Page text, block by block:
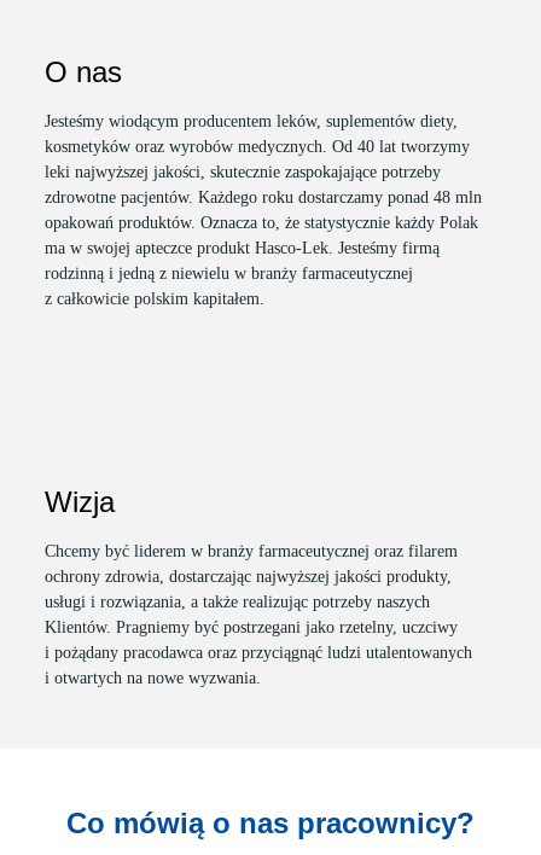
O nas
Jesteśmy wiodącym producentem leków, suplementów diety,
kosmetyków oraz wyrobów medycznych. Od 40 lat tworzymy
leki najwyższej jakości, skutecznie zaspokajające potrzeby
zdrowotne pacjentów. Każdego roku dostarczamy ponad 48 mln
opakowań produktów. Oznacza to, że statystycznie każdy Polak
ma w swojej apteczce produkt Hasco-Lek. Jesteśmy firmą
rodzinną i jedną z niewielu w branży farmaceutycznej
z całkowicie polskim kapitałem.
Wizja
Chcemy być liderem w branży farmaceutycznej oraz filarem
ochrony zdrowia, dostarczając najwyższej jakości produkty,
usługi i rozwiązania, a także realizując potrzeby naszych
Klientów. Pragniemy być postrzegani jako rzetelny, uczciwy
i pożądany pracodawca oraz przyciągnąć ludzi utalentowanych
i otwartych na nowe wyzwania.
Co mówią o nas pracownicy?